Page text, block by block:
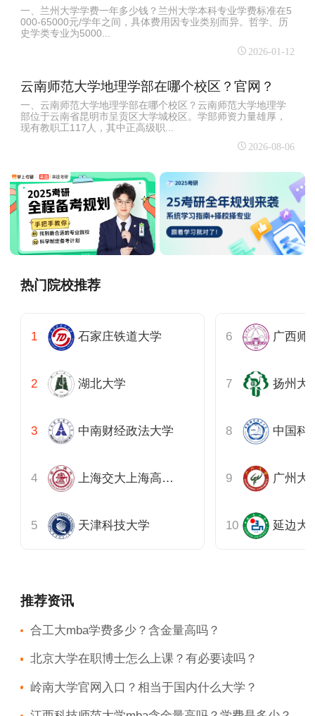
一、兰州大学学费一年多少钱？兰州大学本科专业学费标准在5
000-65000元/学年之间，具体费用因专业类别而异。哲学、历
史学类专业为5000...
2026-01-12
云南师范大学地理学部在哪个校区？官网？
一、云南师范大学地理学部在哪个校区？云南师范大学地理学
部位于云南省昆明市呈贡区大学城校区。学部师资力量雄厚，
现有教职工117人，其中正高级职...
2026-08-06
热门院校推荐
石家庄铁道大学
湖北大学
中南财经政法大学
上海交大上海高级金融学院
天津科技大学
广西师
扬州大
广州大
延边大
推荐资讯
合工大mba学费多少？含金量高吗？
北京大学在职博士怎么上课？有必要读吗？
岭南大学官网入口？相当于国内什么大学？